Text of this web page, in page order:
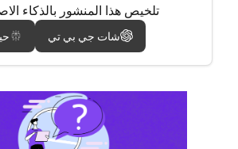
تلخيص هذا المنشور بالذكاء
شات جي بي تي